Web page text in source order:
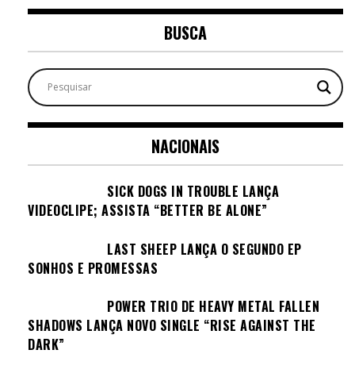
BUSCA
NACIONAIS
SICK DOGS IN TROUBLE LANÇA
VIDEOCLIPE; ASSISTA “BETTER BE ALONE”
LAST SHEEP LANÇA O SEGUNDO EP
SONHOS E PROMESSAS
POWER TRIO DE HEAVY METAL FALLEN
SHADOWS LANÇA NOVO SINGLE “RISE AGAINST THE
DARK”